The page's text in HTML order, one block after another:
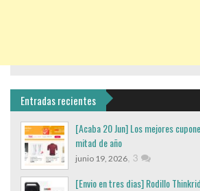
Entradas recientes
[Acaba 20 Jun] Los mejores
mitad de año
junio 19, 2026, 3
[Envio en tres dias] Rodillo